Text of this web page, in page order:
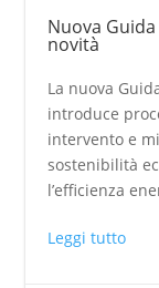
Nuova
novità
La nuova
introduce
intervento e
sostenibilità
l’efficienza
Leggi tutto